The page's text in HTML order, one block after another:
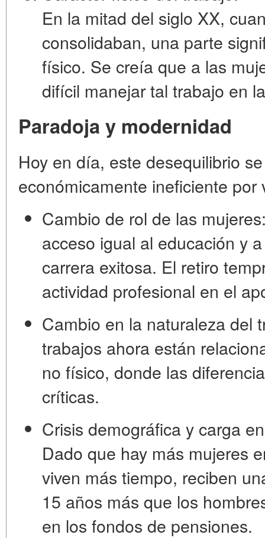
En la mitad del siglo XX,
consolidaban, una parte
físico. Se creía que a las
difícil manejar tal trabajo en
Paradoja y modernidad
Hoy en día, este desequilibrio
económicamente ineficiente por
Cambio de rol de las
acceso igual al educación y
carrera exitosa. El retiro
actividad profesional en el
Cambio en la naturaleza del
trabajos ahora están
no físico, donde las
críticas.
Crisis demográfica y carga
Dado que hay más mujeres
viven más tiempo, reciben
15 años más que los
en los fondos de pensiones.